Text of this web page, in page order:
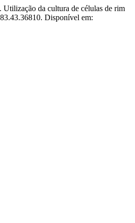
da cultura de células de rim
Disponível em: